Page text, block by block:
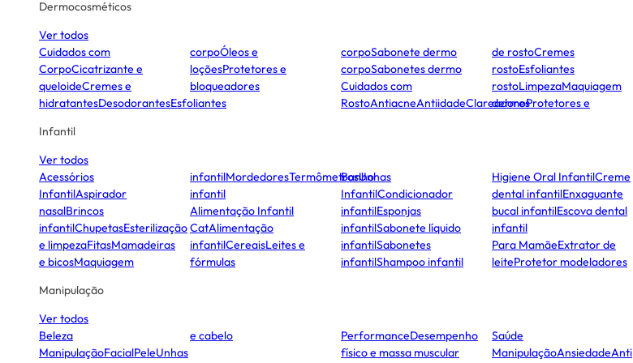
Dermocosméticos
Ver todos
Cuidados com
CorpoCicatrizante e
queloideCremes e
hidratantesDesodorantesEsfoliantes
corpoÓleos e
loçõesProtetores e
bloqueadores
corpoSabonete dermo
corpoSabonetes dermo
Cuidados com
RostoAntiacneAntiidadeClareadores
de rostoCremes
rostoEsfoliantes
rostoLimpezaMaquiagem
dermoProtetores e
Infantil
Ver todos
Acessórios
InfantilAspirador
nasalBrincos
infantilChupetasEsterilização
e limpezaFitasMamadeiras
e bicosMaquiagem
infantilMordedoresTermômetrosUnhas
infantil
Alimentação Infantil
CatAlimentação
infantilCereaisLeites e
fórmulas
Banho
InfantilCondicionador
infantilEsponjas
infantilSabonete líquido
infantilSabonetes
infantilShampoo infantil
Higiene Oral InfantilCreme
dental infantilEnxaguante
bucal infantilEscova dental
infantil
Para MamãeExtrator de
leiteProtetor modeladores
Manipulação
Ver todos
Beleza
ManipulaçãoFacialPeleUnhas
e cabelo PerformanceDesempenho
físico e massa muscular
Saúde
ManipulaçãoAnsiedadeAnti